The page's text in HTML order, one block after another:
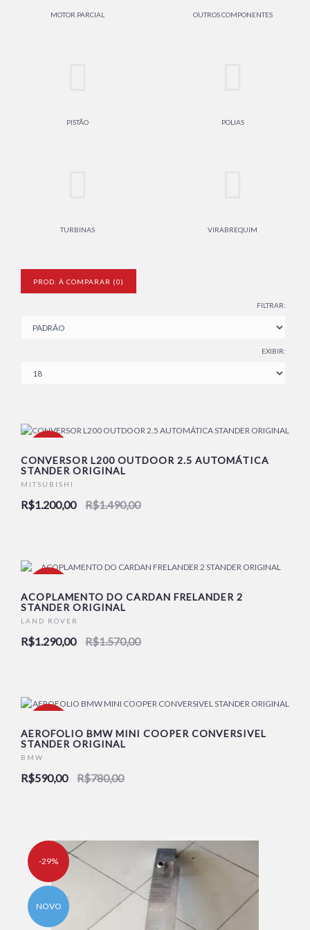
MOTOR PARCIAL OUTROS COMPONENTES
PISTÃO POLIAS
TURBINAS VIRABREQUIM
PROD. À COMPARAR (0)
FILTRAR:
EXIBIR:
CONVERSOR L200 OUTDOOR 2.5 AUTOMÁTICA
STANDER ORIGINAL
MITSUBISHI
R$1.200,00 R$1.490,00
ACOPLAMENTO DO CARDAN FRELANDER 2
STANDER ORIGINAL
LAND ROVER
R$1.290,00 R$1.570,00
AEROFOLIO BMW MINI COOPER CONVERSIVEL
STANDER ORIGINAL
BMW
R$590,00 R$780,00
-29%
NOVO